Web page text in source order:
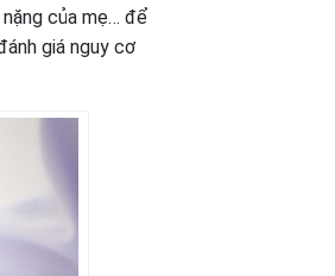
của mẹ… để
giá nguy cơ